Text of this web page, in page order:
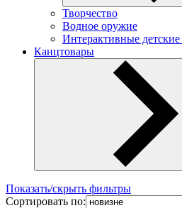
Творчество
Водное оружие
Интерактивные
Канцтовары
Показать/скрыть фильтры
Сортировать по: